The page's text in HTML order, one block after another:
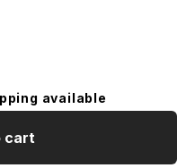
available
cart